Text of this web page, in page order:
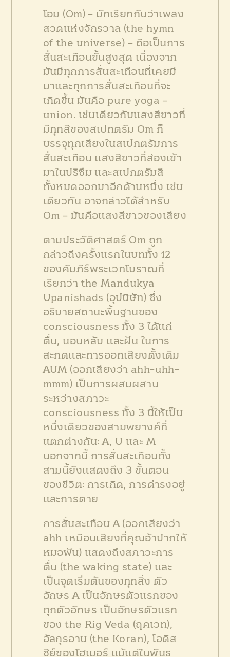
โอม (Om) – มักเรียกกันว่าเพลง
สวดแห่งจักรวาล (the hymn
of the universe) – ถือเป็นการ
สั่นสะเทือนขั้นสูงสุด เนื่องจาก
มันมีทุกการสั่นสะเทือนที่เคยมี
มาและทุกการสั่นสะเทือนที่จะ
เกิดขึ้น มันคือ pure yoga –
union. เช่นเดียวกับแสงสีขาวที่
มีทุกสีของสเปกตรัม Om ก็
บรรจุทุกเสียงในสเปกตรัมการ
สั่นสะเทือน แสงสีขาวที่ส่องเข้า
มาในปริซึม และสเปกตรัมสี
ทั้งหมดออกมาอีกด้านหนึ่ง เช่น
เดียวกัน อาจกล่าวได้สำหรับ
Om – มันคือแสงสีขาวของเสียง
ตามประวัติศาสตร์ Om ถูก
กล่าวถึงครั้งแรกในบททั้ง 12
ของคัมภีร์พระเวทโบราณที่
เรียกว่า the Mandukya
Upanishads (อุปนิษัท) ซึ่ง
อธิบายสถานะพื้นฐานของ
consciousness ทั้ง 3 ได้แก่
ตื่น, นอนหลับ และฝัน ในการ
สะกดและการออกเสียงดั้งเดิม
AUM (ออกเสียงว่า ahh-uhh-
mmm) เป็นการผสมผสาน
ระหว่างสภาวะ
consciousness ทั้ง 3 นี้ให้เป็น
หนึ่งเดียวของสามพยางค์ที่
แตกต่างกัน: A, U และ M
นอกจากนี้ การสั่นสะเทือนทั้ง
สามนี้ยังแสดงถึง 3 ขั้นตอน
ของชีวิต: การเกิด, การดำรงอยู่
และการตาย
การสั่นสะเทือน A (ออกเสียงว่า
ahh เหมือนเสียงที่คุณอ้าปากให้
หมอฟัน) แสดงถึงสภาวะการ
ตื่น (the waking state) และ
เป็นจุดเริ่มต้นของทุกสิ่ง ตัว
อักษร A เป็นอักษรตัวแรกของ
ทุกตัวอักษร เป็นอักษรตัวแรก
ของ the Rig Veda (ฤคเวท),
อัลกุรอาน (the Koran), โอดิส
ซีย์ของโฮเมอร์ แม้แต่ในพันธ